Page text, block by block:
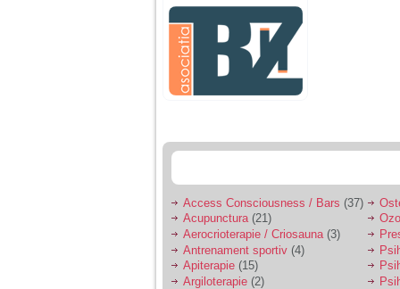
agresiva, orice
greseala era taxata cu
o palma sau pedepse.
De 4 ani am o relatie
serioasa cu un barbat
sa se manifeste o
Ma aflu aici pentru ca
vreau sa stiu daca am
nevoie de un psiholog
sau psihiatru.
Access Consciousness / Bars (37)
Acupunctura(21)
Aerocrioterapie / Criosauna (3)
Antrenament sportiv (4)
Apiterapie (15)
Argiloterapie (2)